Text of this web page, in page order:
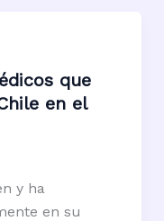
que
en el
y ha
en su